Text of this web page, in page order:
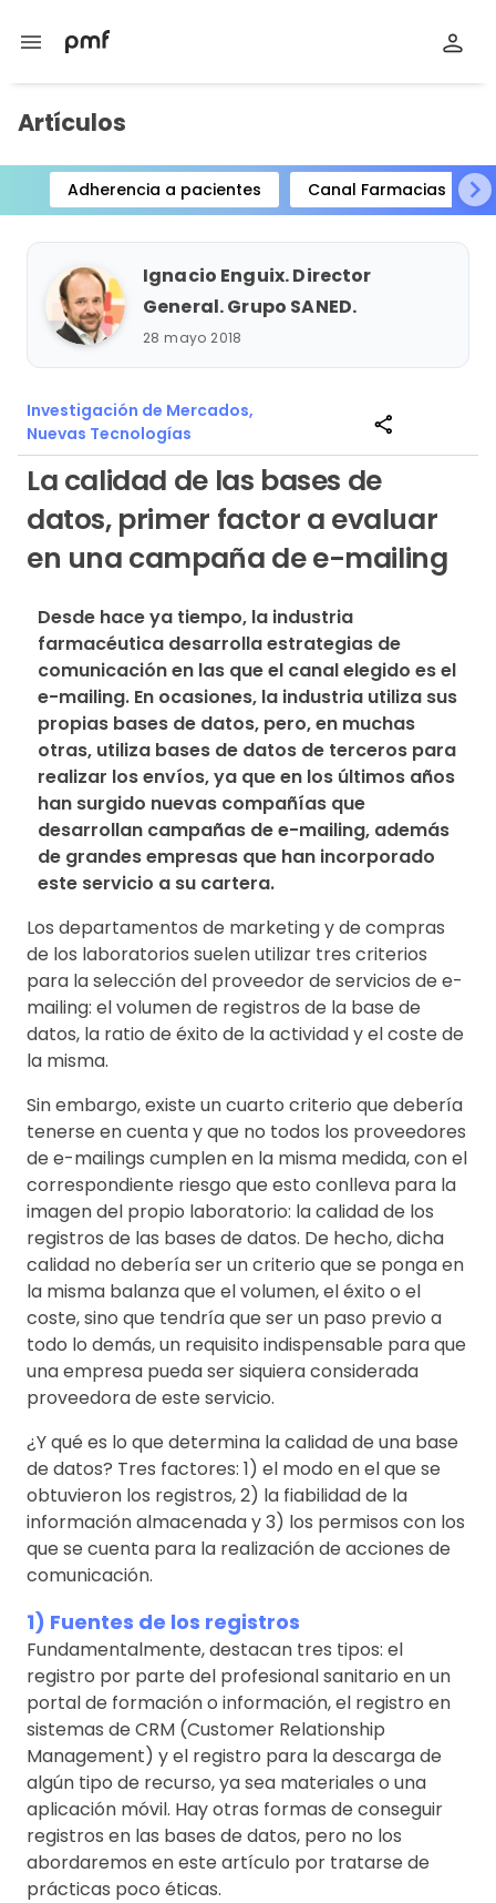
menu
Artículos
Adherencia a pacientes Canal Farmacias
Item
1
Ignacio Enguix. Director
General. Grupo SANED.
28 mayo 2018
Investigación de Mercados,
Nuevas Tecnologías
share
La calidad de las bases de
datos, primer factor a evaluar
en una campaña de e-mailing
Desde hace ya tiempo, la industria
farmacéutica desarrolla estrategias de
comunicación en las que el canal elegido es el
e-mailing. En ocasiones, la industria utiliza sus
propias bases de datos, pero, en muchas
otras, utiliza bases de datos de terceros para
realizar los envíos, ya que en los últimos años
han surgido nuevas compañías que
desarrollan campañas de e-mailing, además
de grandes empresas que han incorporado
este servicio a su cartera.
Los departamentos de marketing y de compras
de los laboratorios suelen utilizar tres criterios
para la selección del proveedor de servicios de e-
mailing: el volumen de registros de la base de
datos, la ratio de éxito de la actividad y el coste de
la misma.
Sin embargo, existe un cuarto criterio que debería
tenerse en cuenta y que no todos los proveedores
de e-mailings cumplen en la misma medida, con el
correspondiente riesgo que esto conlleva para la
imagen del propio laboratorio: la calidad de los
registros de las bases de datos. De hecho, dicha
calidad no debería ser un criterio que se ponga en
la misma balanza que el volumen, el éxito o el
coste, sino que tendría que ser un paso previo a
todo lo demás, un requisito indispensable para que
una empresa pueda ser siquiera considerada
proveedora de este servicio.
¿Y qué es lo que determina la calidad de una base
de datos? Tres factores: 1) el modo en el que se
obtuvieron los registros, 2) la fiabilidad de la
información almacenada y 3) los permisos con los
que se cuenta para la realización de acciones de
comunicación.
1) Fuentes de los registros
Fundamentalmente, destacan tres tipos: el
registro por parte del profesional sanitario en un
portal de formación o información, el registro en
sistemas de CRM (Customer Relationship
Management) y el registro para la descarga de
algún tipo de recurso, ya sea materiales o una
aplicación móvil. Hay otras formas de conseguir
registros en las bases de datos, pero no los
abordaremos en este artículo por tratarse de
prácticas poco éticas.